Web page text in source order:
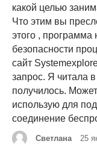
какой целью
Что этим вы
этого , программа
безопасности
сайт
запрос. Я читала
получилось.
использую для
соединение
Светлана 25